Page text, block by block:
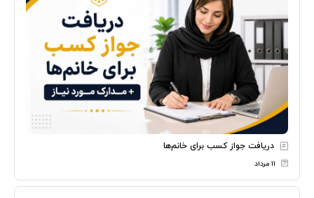
دریافت جواز کسب برای خانم‌ها
۱۱ مرداد